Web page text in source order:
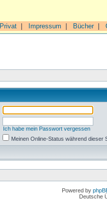
Privat Impressum Bücher|
Ich habe mein Passwort vergessen
Meinen Online-Status während dieser
Powered by
Deutsche